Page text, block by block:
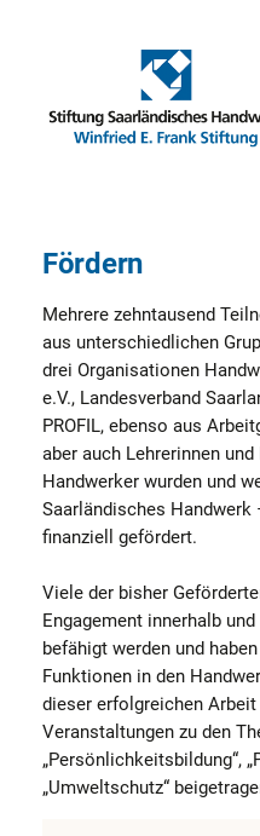
Fördern
Mehrere zehntausend
aus unterschiedlichen
drei Organisationen
e.V., Landesverband
PROFIL, ebenso aus
aber auch Lehrerinnen
Handwerker wurden und
Saarländisches
finanziell gefördert.
Viele der bisher
Engagement innerhalb
befähigt werden und
Funktionen in den
dieser erfolgreichen
Veranstaltungen zu den
„Persönlichkeitsbildung“,
„Umweltschutz“